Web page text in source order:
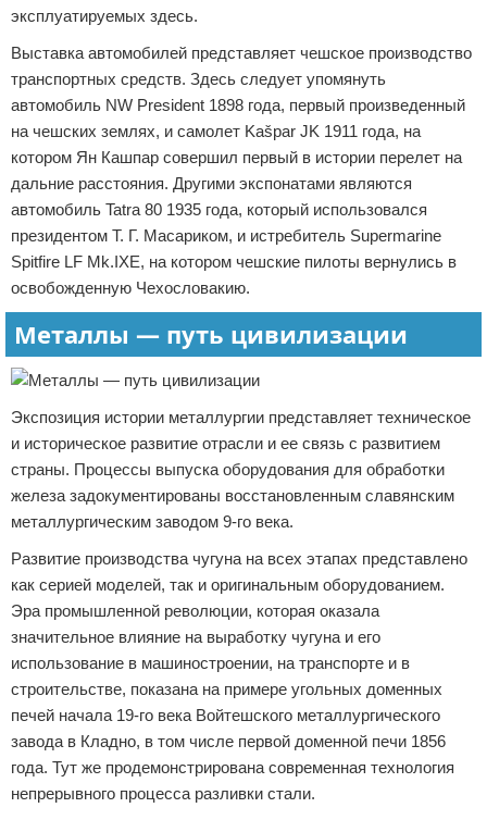
эксплуатируемых здесь.
Выставка автомобилей представляет чешское производство
транспортных средств. Здесь следует упомянуть
автомобиль NW President 1898 года, первый произведенный
на чешских землях, и самолет Kašpar JK 1911 года, на
котором Ян Кашпар совершил первый в истории перелет на
дальние расстояния. Другими экспонатами являются
автомобиль Tatra 80 1935 года, который использовался
президентом Т. Г. Масариком, и истребитель Supermarine
Spitfire LF Mk.IXE, на котором чешские пилоты вернулись в
освобожденную Чехословакию.
Металлы — путь цивилизации
Экспозиция истории металлургии представляет техническое
и историческое развитие отрасли и ее связь с развитием
страны. Процессы выпуска оборудования для обработки
железа задокументированы восстановленным славянским
металлургическим заводом 9-го века.
Развитие производства чугуна на всех этапах представлено
как серией моделей, так и оригинальным оборудованием.
Эра промышленной революции, которая оказала
значительное влияние на выработку чугуна и его
использование в машиностроении, на транспорте и в
строительстве, показана на примере угольных доменных
печей начала 19-го века Войтешского металлургического
завода в Кладно, в том числе первой доменной печи 1856
года. Тут же продемонстрирована современная технология
непрерывного процесса разливки стали.